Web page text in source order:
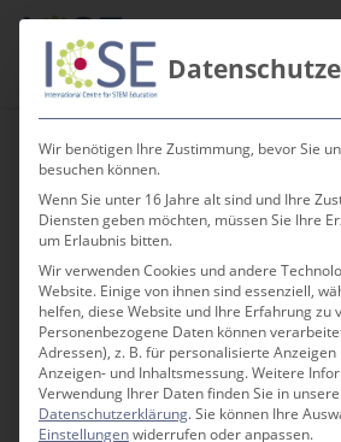
Skip
content
BNE-
Immanuel-
Wir benötigen Ihre Zustimmung, bevor Sie
besuchen können.
Wenn Sie unter 16 Jahre alt sind und Ihre
Diensten geben möchten, müssen Sie Ihre
um Erlaubnis bitten.
Wir verwenden Cookies und andere
Website. Einige von ihnen sind essenziell,
helfen, diese Website und Ihre Erfahrung zu
Personenbezogene Daten können
Adressen), z. B. für personalisierte
Anzeigen- und Inhaltsmessung.Weitere
Verwendung Ihrer Daten finden Sie in
Datenschutzerklärung.Sie können Ihre
Einstellungenwiderrufen oder anpassen.